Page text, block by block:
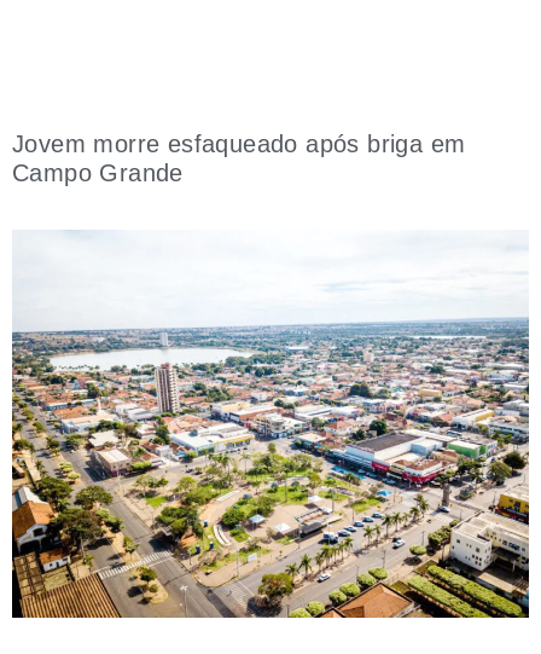
Jovem morre esfaqueado após briga em
Campo Grande